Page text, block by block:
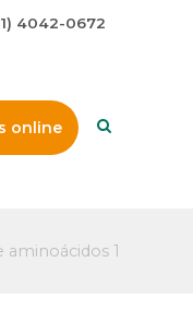
4042-0672
online
1